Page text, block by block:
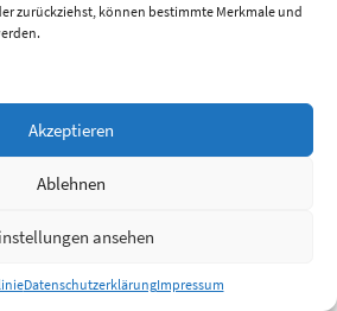
zurückziehst, können bestimmte Merkmale und
Akzeptieren
Ablehnen
ansehen
DatenschutzerklärungImpressum